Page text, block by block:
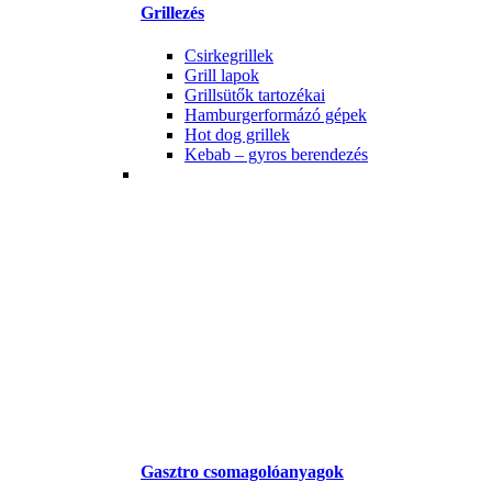
Grillezés
Csirkegrillek
Grill lapok
Grillsütők tartozékai
Hamburgerformázó gépek
Hot dog grillek
Kebab – gyros berendezés
Gasztro csomagolóanyagok